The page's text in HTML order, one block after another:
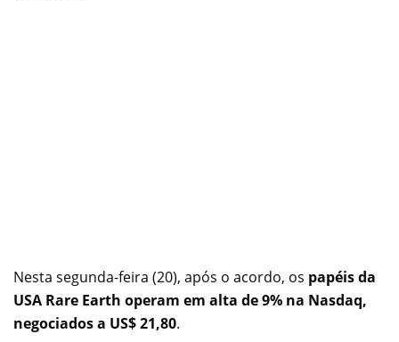
Nesta segunda-feira (20), após o acordo, os papéis da
USA Rare Earth operam em alta de 9% na Nasdaq,
negociados a US$ 21,80.